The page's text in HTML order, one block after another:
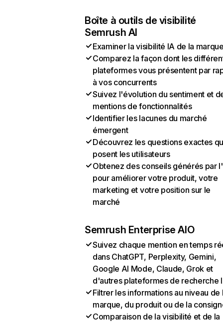
Boîte à outils de visibilité
Semrush AI
Examiner la visibilité IA de la
Comparez la façon dont les
plateformes vous présentent par
à vos concurrents
Suivez l'évolution du sentiment et
mentions de fonctionnalités
Identifier les lacunes du marché
émergent
Découvrez les questions exactes
posent les utilisateurs
Obtenez des conseils générés par
pour améliorer votre produit, votre
marketing et votre position sur le
marché
Semrush Enterprise AIO
Suivez chaque mention en temps
dans ChatGPT, Perplexity, Gemini,
Google AI Mode, Claude, Grok et
d'autres plateformes de recherche
Filtrer les informations au niveau de
marque, du produit ou de la
Comparaison de la visibilité et de la